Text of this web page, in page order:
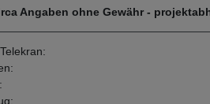
Angaben ohne Gewähr -